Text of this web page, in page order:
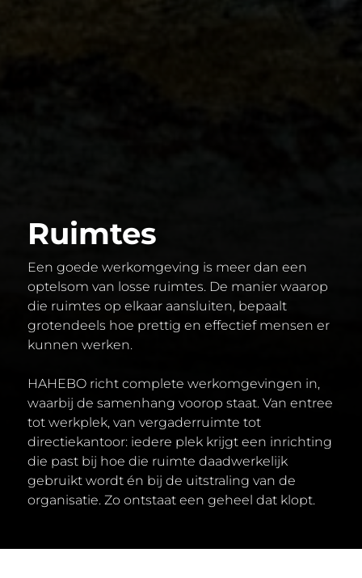
Ruimtes
Een goede werkomgeving is meer dan een
optelsom van losse ruimtes. De manier waarop
die ruimtes op elkaar aansluiten, bepaalt
grotendeels hoe prettig en effectief mensen er
kunnen werken.
HAHEBO richt complete werkomgevingen in,
waarbij de samenhang voorop staat. Van entree
tot werkplek, van vergaderruimte tot
directiekantoor: iedere plek krijgt een inrichting
die past bij hoe die ruimte daadwerkelijk
gebruikt wordt én bij de uitstraling van de
organisatie. Zo ontstaat een geheel dat klopt.